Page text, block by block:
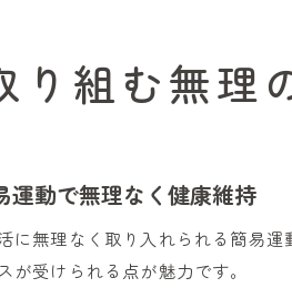
り組む無理
運動で無理なく健康維持
に無理なく取り入れられる簡易
が受けられる点が魅力です。